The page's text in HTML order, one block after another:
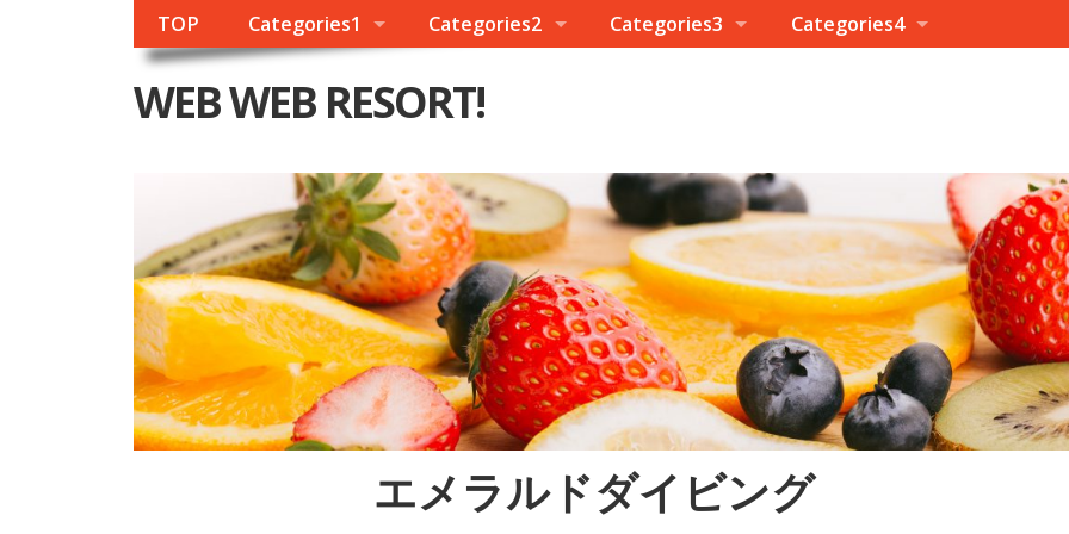
TOP Categories1 Categories2 Categories3 Categories4
WEB WEB RESORT!
エメラルドダイビング